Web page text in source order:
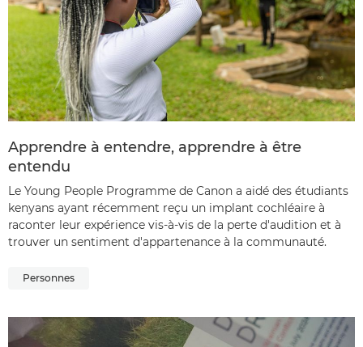
Apprendre à entendre, apprendre à être
entendu
Le Young People Programme de Canon a aidé des étudiants
kenyans ayant récemment reçu un implant cochléaire à
raconter leur expérience vis-à-vis de la perte d'audition et à
trouver un sentiment d'appartenance à la communauté.
Personnes